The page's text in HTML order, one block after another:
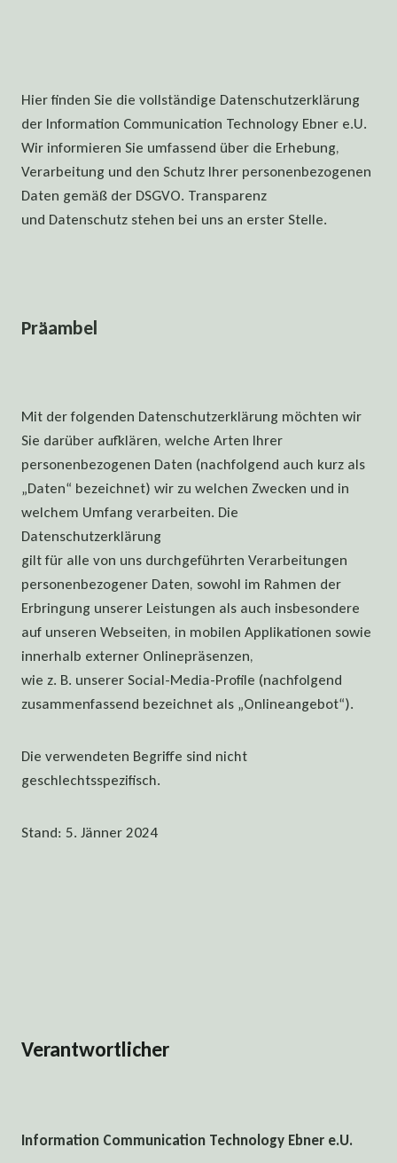
Hier finden Sie die vollständige Datenschutzerklärung
der Information Communication Technology Ebner e.U.
Wir informieren Sie umfassend über die Erhebung,
Verarbeitung und den Schutz Ihrer personenbezogenen
Daten gemäß der DSGVO. Transparenz
und Datenschutz stehen bei uns an erster Stelle.
Präambel
Mit der folgenden Datenschutzerklärung möchten wir
Sie darüber aufklären, welche Arten Ihrer
personenbezogenen Daten (nachfolgend auch kurz als
„Daten“ bezeichnet) wir zu welchen Zwecken und in
welchem Umfang verarbeiten. Die
Datenschutzerklärung
gilt für alle von uns durchgeführten Verarbeitungen
personenbezogener Daten, sowohl im Rahmen der
Erbringung unserer Leistungen als auch insbesondere
auf unseren Webseiten, in mobilen Applikationen sowie
innerhalb externer Onlinepräsenzen,
wie z. B. unserer Social-Media-Profile (nachfolgend
zusammenfassend bezeichnet als „Onlineangebot“).
Die verwendeten Begriffe sind nicht
geschlechtsspezifisch.
Stand: 5. Jänner 2024
Verantwortlicher
Information Communication Technology Ebner e.U.